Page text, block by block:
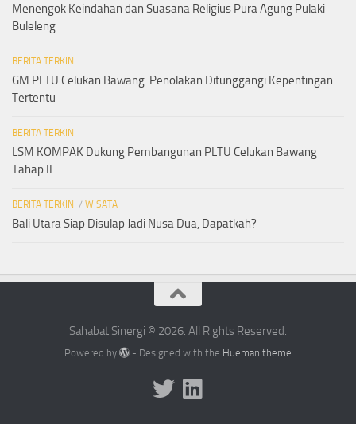
Menengok Keindahan dan Suasana Religius Pura Agung Pulaki
Buleleng
BERITA TERKINI
GM PLTU Celukan Bawang: Penolakan Ditunggangi Kepentingan
Tertentu
BERITA TERKINI
LSM KOMPAK Dukung Pembangunan PLTU Celukan Bawang
Tahap II
BERITA TERKINI / WISATA
Bali Utara Siap Disulap Jadi Nusa Dua, Dapatkah?
Sahabat Sinergi © 2026. All Rights Reserved.
Powered by - Designed with the Hueman theme